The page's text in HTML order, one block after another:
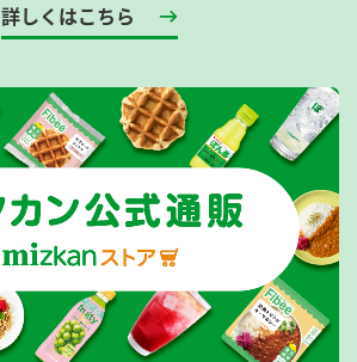
詳しくはこちら